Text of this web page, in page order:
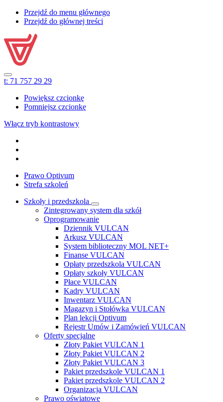
Przejdź do menu głównego
Przejdź do głównej treści
t: 71 757 29 29
Powiększ czcionkę
Pomniejsz czcionkę
Włącz tryb kontrastowy
Prawo Optivum
Strefa szkoleń
Szkoły i przedszkola
Zintegrowany system dla szkół
Oprogramowanie
Dziennik VULCAN
Arkusz VULCAN
System biblioteczny MOL NET+
Finanse VULCAN
Opłaty przedszkola VULCAN
Opłaty szkoły VULCAN
Płace VULCAN
Kadry VULCAN
Inwentarz VULCAN
Magazyn i Stołówka VULCAN
Plan lekcji Optivum
Rejestr Umów i Zamówień VULCAN
Oferty specjalne
Złoty Pakiet VULCAN 1
Złoty Pakiet VULCAN 2
Złoty Pakiet VULCAN 3
Pakiet przedszkole VULCAN 1
Pakiet przedszkole VULCAN 2
Organizacja VULCAN
Prawo oświatowe